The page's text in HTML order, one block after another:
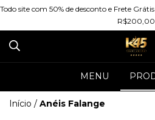
Todo site com 50% de desconto e Frete
R$200,00
MENU
Início / Anéis Falange